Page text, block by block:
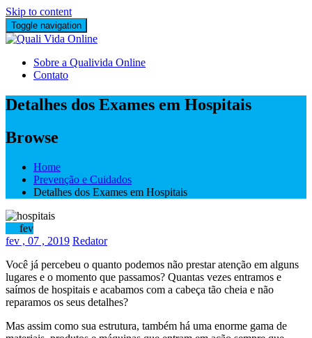
Skip to content
Toggle navigation
Sobre a Qualivida Online
Contato
Detalhes dos Exames em Hospitais
Browse
Home
Prevenção e Cuidados
Detalhes dos Exames em Hospitais
fev
fev , 07 , 2019 Redator
Você já percebeu o quanto podemos não prestar atenção em alguns
lugares e o momento que passamos? Quantas vezes entramos e
saímos de hospitais e acabamos com a cabeça tão cheia e não
reparamos os seus detalhes?
Mas assim como sua estrutura, também há uma enorme gama de